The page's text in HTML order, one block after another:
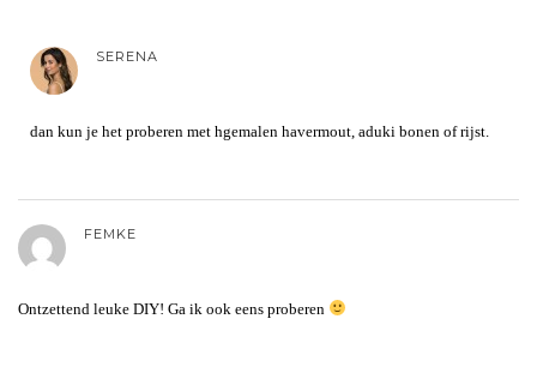
SERENA
dan kun je het proberen met hgemalen havermout, aduki bonen of rijst.
FEMKE
Ontzettend leuke DIY! Ga ik ook eens proberen